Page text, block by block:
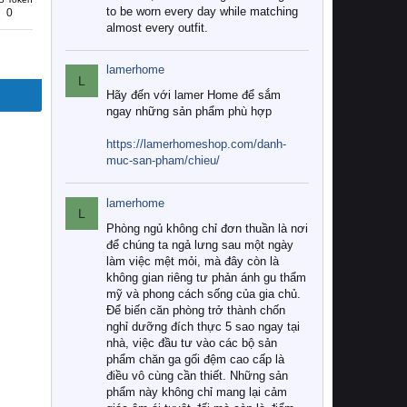
0
to be worn every day while matching
almost every outfit.
L
lamerhome
Hãy đến với lamer Home để sắm
ngay những sản phẩm phù hợp
https://lamerhomeshop.com/danh-
muc-san-pham/chieu/
L
lamerhome
Phòng ngủ không chỉ đơn thuần là nơi
để chúng ta ngả lưng sau một ngày
làm việc mệt mỏi, mà đây còn là
không gian riêng tư phản ánh gu thẩm
mỹ và phong cách sống của gia chủ.
Để biến căn phòng trở thành chốn
nghỉ dưỡng đích thực 5 sao ngay tại
nhà, việc đầu tư vào các bộ sản
phẩm chăn ga gối đệm cao cấp là
điều vô cùng cần thiết. Những sản
phẩm này không chỉ mang lại cảm